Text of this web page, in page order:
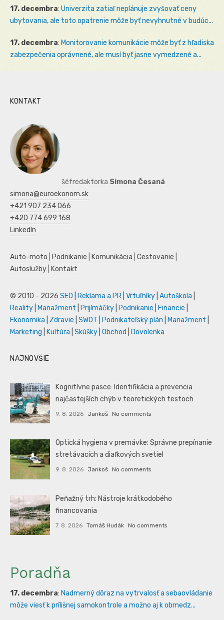
17. decembra: Univerzita zatiaľ neplánuje zvyšovať ceny
ubytovania, ale toto opatrenie môže byť nevyhnutné v budúc...
17. decembra: Monitorovanie komunikácie môže byť z hľadiska
zabezpečenia oprávnené, ale musí byť jasne vymedzené a...
KONTAKT
šéfredaktorka Simona Česaná
simona@euroekonom.sk
+421 907 234 066
+420 774 699 168
LinkedIn
Auto-moto Podnikanie Komunikácia Cestovanie
Autoslužby
Kontakt
© 2010 - 2026 SEO Reklama a PR Vrtuľníky Autoškola
Reality
Manažment Prijímáčky Podnikanie Financie
Ekonomika
Zdravie SWOT Podnikateľský plán Manažment
Marketing
Kultúra Skúšky Obchod Dovolenka
NAJNOVŠIE
Kognitívne pasce: Identifikácia a prevencia
najčastejších chýb v teoretických testoch
9. 8. 2026 Jankoš No comments
Optická hygiena v premávke: Správne prepínanie
stretávacích a diaľkových svetiel
9. 8. 2026 Jankoš No comments
Peňažný trh: Nástroje krátkodobého
financovania
7. 8. 2026 Tomáš Hudák No comments
Poradňa
17. decembra: Nadmerný dôraz na vytrvalosť a sebaovládanie
môže viesť k prílišnej samokontrole a možno aj k obmedz...